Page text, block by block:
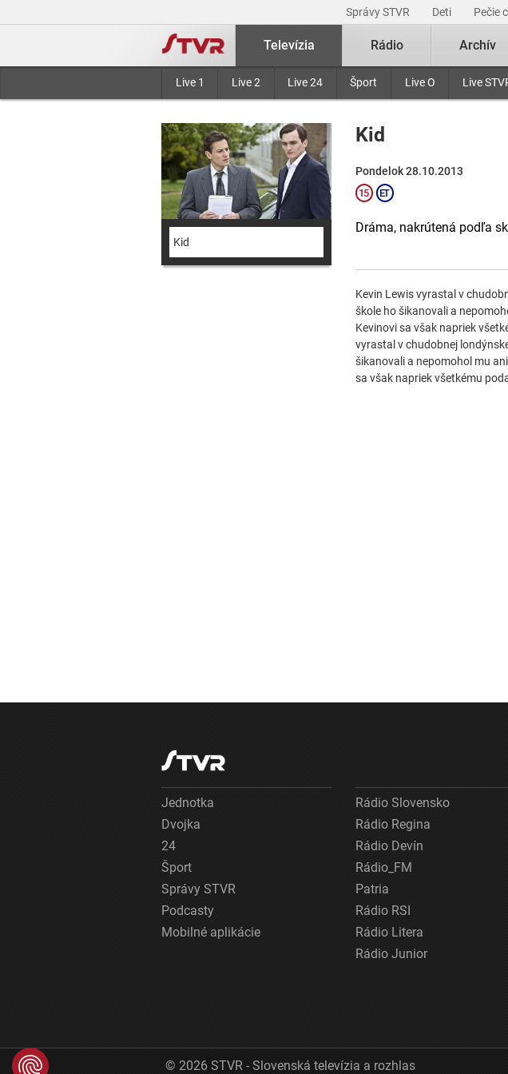
Správy STVR Deti Pečie
Televízia
Live 1 Live 2 Live 24 Šport Live O Live
Rádio Archív
Kid
Kid
Pondelok 28.10.2013
Dráma, nakrútená podľa
Kevin Lewis vyrastal v
škole ho šikanovali a
Kevinovi sa však napriek
vyrastal v chudobnej
šikanovali a nepomohol mu
sa však napriek všetkému
Jednotka
Dvojka
24
Šport
Správy STVR
Podcasty
Mobilné aplikácie
Rádio Slovensko
Rádio Regina
Rádio Devín
Rádio_FM
Patria
Rádio RSI
Rádio Litera
Rádio Junior
© 2026 STVR - Slovenská televízia a rozhlas